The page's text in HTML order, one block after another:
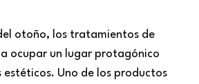
otoño, los tratamientos de
ocupar un lugar protagónico
estéticos. Uno de los productos